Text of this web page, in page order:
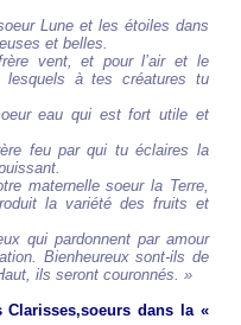
Lune et les étoiles dans
et belles.
vent, et pour l’air et le
à tes créatures tu
eau qui est fort utile et
feu par qui tu éclaires la
maternelle soeur la Terre,
la variété des fruits et
qui pardonnent par amour
Bienheureux sont-ils de
ils seront couronnés. »
Clarisses,soeurs dans la «